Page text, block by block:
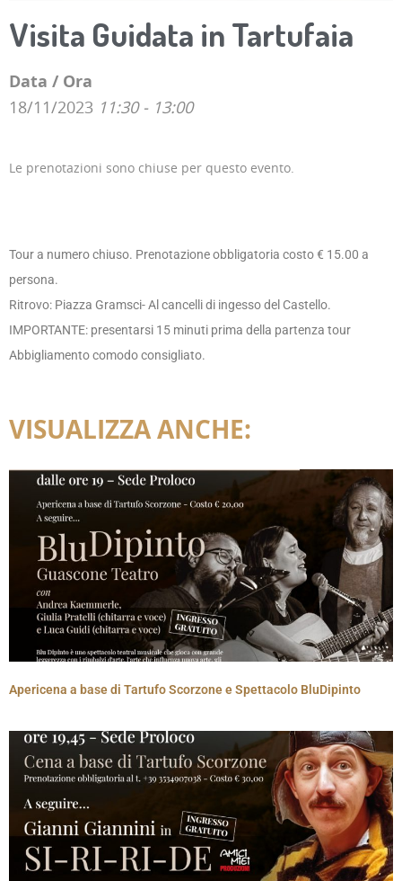
Visita Guidata in Tartufaia
Data / Ora
18/11/2023 11:30 - 13:00
Le prenotazioni sono chiuse per questo evento.
Tour a numero chiuso. Prenotazione obbligatoria costo € 15.00 a
persona.
Ritrovo: Piazza Gramsci- Al cancelli di ingesso del Castello.
IMPORTANTE: presentarsi 15 minuti prima della partenza tour
Abbigliamento comodo consigliato.
VISUALIZZA ANCHE:
Apericena a base di Tartufo Scorzone e Spettacolo BluDipinto